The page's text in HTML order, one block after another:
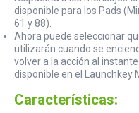
disponible para los Pads
61 y 88).
Ahora puede seleccionar
utilizarán cuando se
volver a la acción al
disponible en el Launchkey
Características: